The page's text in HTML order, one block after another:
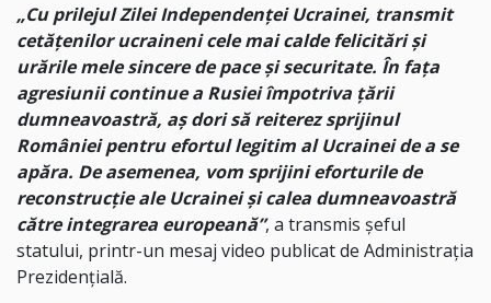
„Cu prilejul Zilei Independenței Ucrainei, transmit
cetățenilor ucraineni cele mai calde felicitări și
urările mele sincere de pace și securitate. În fața
agresiunii continue a Rusiei împotriva țării
dumneavoastră, aș dori să reiterez sprijinul
României pentru efortul legitim al Ucrainei de a se
apăra. De asemenea, vom sprijini eforturile de
reconstrucție ale Ucrainei și calea dumneavoastră
către integrarea europeană”, a transmis șeful
statului, printr-un mesaj video publicat de Administrația
Prezidențială.